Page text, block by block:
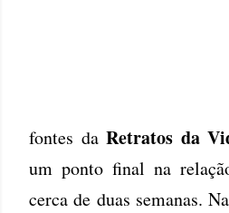
fontes daRetratos da
um ponto final na
cerca de duas semanas.